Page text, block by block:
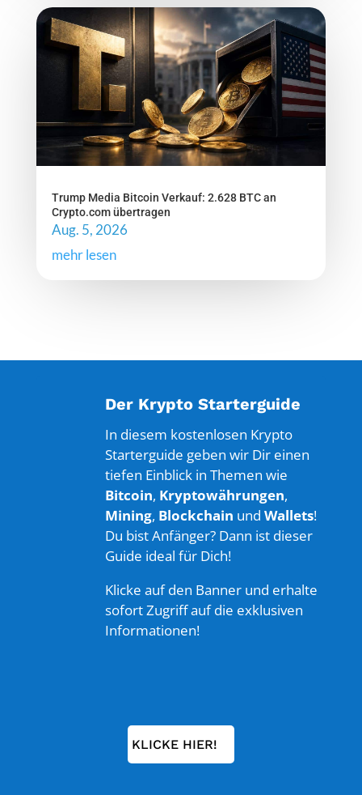
Trump Media Bitcoin Verkauf: 2.628 BTC an
Crypto.com übertragen
Aug. 5, 2026
mehr lesen
Der Krypto Starterguide
In diesem kostenlosen Krypto
Starterguide geben wir Dir einen
tiefen Einblick in Themen wie
Bitcoin, Kryptowährungen,
Mining, Blockchain und Wallets!
Du bist Anfänger? Dann ist dieser
Guide ideal für Dich!
Klicke auf den Banner und erhalte
sofort Zugriff auf die exklusiven
Informationen!
KLICKE HIER!